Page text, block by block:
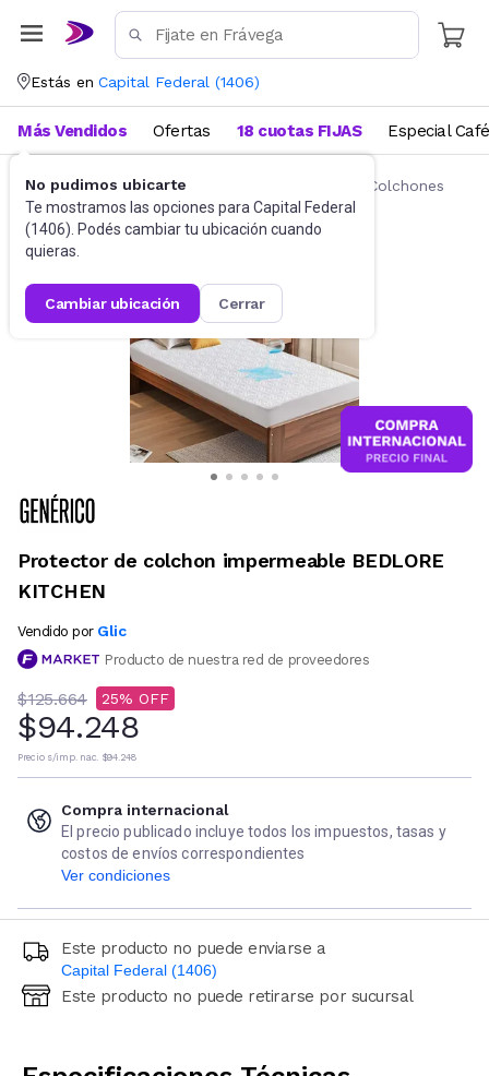
Estás en Capital Federal (1406)
No pudimos ubicarte
Te mostramos las opciones para Capital Federal
(1406). Podés cambiar tu ubicación cuando
quieras.
cambiar ubicación cerrar
Más Vendidos Ofertas 18 cuotas FIJAS Especial Café
Ropa de cama Fundas y Protectores para Colchones
Protector de colchon impermeable BEDLORE
KITCHEN
Vendido por Glic
Producto de nuestra red de proveedores
$125.664 25
$94.248
Precio s/imp. nac. $94.248
Compra internacional
El precio publicado incluye todos los impuestos, tasas y
costos de envíos correspondientes
Ver condiciones
Este producto no puede enviarse a
Capital Federal (1406)
Ingresá código postal (sólo números)
Este producto no puede retirarse por sucursal